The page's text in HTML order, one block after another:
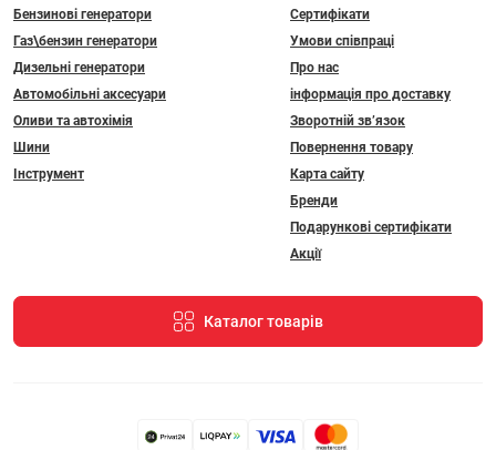
Бензинові генератори
Газ\бензин генератори
Дизельні генератори
Автомобільні аксесуари
Оливи та автохімія
Шини
Інструмент
Сертифікати
Умови співпраці
Про нас
інформація про доставку
Зворотній зв’язок
Повернення товару
Карта сайту
Бренди
Подарункові сертифікати
Акції
Каталог товарів